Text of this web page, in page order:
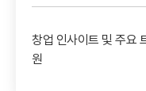
창업 인사이트 및 주요
원